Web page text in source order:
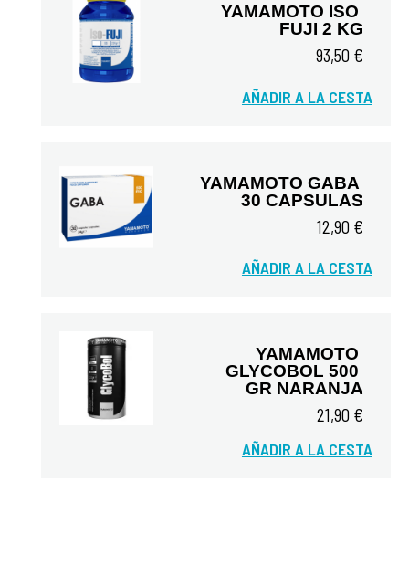
YAMAMOTO ISO
FUJI 2 KG
93,50 €
AÑADIR A LA CESTA
YAMAMOTO GABA
30 CAPSULAS
12,90 €
AÑADIR A LA CESTA
YAMAMOTO
GLYCOBOL 500
GR NARANJA
21,90 €
AÑADIR A LA CESTA